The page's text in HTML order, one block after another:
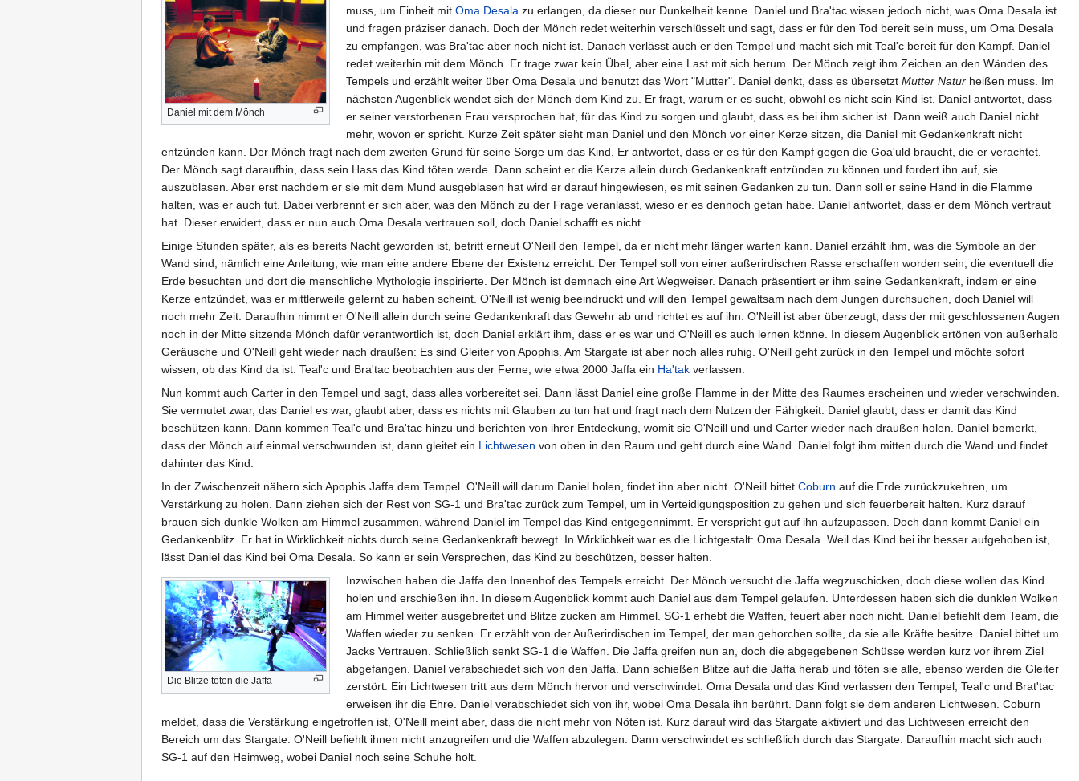
Daniel mit dem Mönch
muss, um Einheit mit Oma Desala zu erlangen, da dieser nur Dunkelheit kenne. Daniel und Bra'tac wissen jedoch nicht, was Oma Desala ist
und fragen präziser danach. Doch der Mönch redet weiterhin verschlüsselt und sagt, dass er für den Tod bereit sein muss, um Oma Desala
zu empfangen, was Bra'tac aber noch nicht ist. Danach verlässt auch er den Tempel und macht sich mit Teal'c bereit für den Kampf. Daniel
redet weiterhin mit dem Mönch. Er trage zwar kein Übel, aber eine Last mit sich herum. Der Mönch zeigt ihm Zeichen an den Wänden des
Tempels und erzählt weiter über Oma Desala und benutzt das Wort "Mutter". Daniel denkt, dass es übersetzt Mutter Naturheißen muss. Im
nächsten Augenblick wendet sich der Mönch dem Kind zu. Er fragt, warum er es sucht, obwohl es nicht sein Kind ist. Daniel antwortet, dass
er seiner verstorbenen Frau versprochen hat, für das Kind zu sorgen und glaubt, dass es bei ihm sicher ist. Dann weiß auch Daniel nicht
mehr, wovon er spricht. Kurze Zeit später sieht man Daniel und den Mönch vor einer Kerze sitzen, die Daniel mit Gedankenkraft nicht
entzünden kann. Der Mönch fragt nach dem zweiten Grund für seine Sorge um das Kind. Er antwortet, dass er es für den Kampf gegen die Goa'uld braucht, die er verachtet.
Der Mönch sagt daraufhin, dass sein Hass das Kind töten werde. Dann scheint er die Kerze allein durch Gedankenkraft entzünden zu können und fordert ihn auf, sie
auszublasen. Aber erst nachdem er sie mit dem Mund ausgeblasen hat wird er darauf hingewiesen, es mit seinen Gedanken zu tun. Dann soll er seine Hand in die Flamme
halten, was er auch tut. Dabei verbrennt er sich aber, was den Mönch zu der Frage veranlasst, wieso er es dennoch getan habe. Daniel antwortet, dass er dem Mönch vertraut
hat. Dieser erwidert, dass er nun auch Oma Desala vertrauen soll, doch Daniel schafft es nicht.
Einige Stunden später, als es bereits Nacht geworden ist, betritt erneut O'Neill den Tempel, da er nicht mehr länger warten kann. Daniel erzählt ihm, was die Symbole an der
Wand sind, nämlich eine Anleitung, wie man eine andere Ebene der Existenz erreicht. Der Tempel soll von einer außerirdischen Rasse erschaffen worden sein, die eventuell die
Erde besuchten und dort die menschliche Mythologie inspirierte. Der Mönch ist demnach eine Art Wegweiser. Danach präsentiert er ihm seine Gedankenkraft, indem er eine
Kerze entzündet, was er mittlerweile gelernt zu haben scheint. O'Neill ist wenig beeindruckt und will den Tempel gewaltsam nach dem Jungen durchsuchen, doch Daniel will
noch mehr Zeit. Daraufhin nimmt er O'Neill allein durch seine Gedankenkraft das Gewehr ab und richtet es auf ihn. O'Neill ist aber überzeugt, dass der mit geschlossenen Augen
noch in der Mitte sitzende Mönch dafür verantwortlich ist, doch Daniel erklärt ihm, dass er es war und O'Neill es auch lernen könne. In diesem Augenblick ertönen von außerhalb
Geräusche und O'Neill geht wieder nach draußen: Es sind Gleiter von Apophis. Am Stargate ist aber noch alles ruhig. O'Neill geht zurück in den Tempel und möchte sofort
wissen, ob das Kind da ist. Teal'c und Bra'tac beobachten aus der Ferne, wie etwa 2000 Jaffa ein Ha'tak verlassen.
Nun kommt auch Carter in den Tempel und sagt, dass alles vorbereitet sei. Dann lässt Daniel eine große Flamme in der Mitte des Raumes erscheinen und wieder verschwinden.
Sie vermutet zwar, das Daniel es war, glaubt aber, dass es nichts mit Glauben zu tun hat und fragt nach dem Nutzen der Fähigkeit. Daniel glaubt, dass er damit das Kind
beschützen kann. Dann kommen Teal'c und Bra'tac hinzu und berichten von ihrer Entdeckung, womit sie O'Neill und und Carter wieder nach draußen holen. Daniel bemerkt,
dass der Mönch auf einmal verschwunden ist, dann gleitet ein Lichtwesen von oben in den Raum und geht durch eine Wand. Daniel folgt ihm mitten durch die Wand und findet
dahinter das Kind.
In der Zwischenzeit nähern sich Apophis Jaffa dem Tempel. O'Neill will darum Daniel holen, findet ihn aber nicht. O'Neill bittet Coburn auf die Erde zurückzukehren, um
Verstärkung zu holen. Dann ziehen sich der Rest von SG-1 und Bra'tac zurück zum Tempel, um in Verteidigungsposition zu gehen und sich feuerbereit halten. Kurz darauf
brauen sich dunkle Wolken am Himmel zusammen, während Daniel im Tempel das Kind entgegennimmt. Er verspricht gut auf ihn aufzupassen. Doch dann kommt Daniel ein
Gedankenblitz. Er hat in Wirklichkeit nichts durch seine Gedankenkraft bewegt. In Wirklichkeit war es die Lichtgestalt: Oma Desala. Weil das Kind bei ihr besser aufgehoben ist,
lässt Daniel das Kind bei Oma Desala. So kann er sein Versprechen, das Kind zu beschützen, besser halten.
Die Blitze töten die Jaffa
Inzwischen haben die Jaffa den Innenhof des Tempels erreicht. Der Mönch versucht die Jaffa wegzuschicken, doch diese wollen das Kind
holen und erschießen ihn. In diesem Augenblick kommt auch Daniel aus dem Tempel gelaufen. Unterdessen haben sich die dunklen Wolken
am Himmel weiter ausgebreitet und Blitze zucken am Himmel. SG-1 erhebt die Waffen, feuert aber noch nicht. Daniel befiehlt dem Team, die
Waffen wieder zu senken. Er erzählt von der Außerirdischen im Tempel, der man gehorchen sollte, da sie alle Kräfte besitze. Daniel bittet um
Jacks Vertrauen. Schließlich senkt SG-1 die Waffen. Die Jaffa greifen nun an, doch die abgegebenen Schüsse werden kurz vor ihrem Ziel
abgefangen. Daniel verabschiedet sich von den Jaffa. Dann schießen Blitze auf die Jaffa herab und töten sie alle, ebenso werden die Gleiter
zerstört. Ein Lichtwesen tritt aus dem Mönch hervor und verschwindet. Oma Desala und das Kind verlassen den Tempel, Teal'c und Brat'tac
erweisen ihr die Ehre. Daniel verabschiedet sich von ihr, wobei Oma Desala ihn berührt. Dann folgt sie dem anderen Lichtwesen. Coburn
meldet, dass die Verstärkung eingetroffen ist, O'Neill meint aber, dass die nicht mehr von Nöten ist. Kurz darauf wird das Stargate aktiviert und das Lichtwesen erreicht den
Bereich um das Stargate. O'Neill befiehlt ihnen nicht anzugreifen und die Waffen abzulegen. Dann verschwindet es schließlich durch das Stargate. Daraufhin macht sich auch
SG-1 auf den Heimweg, wobei Daniel noch seine Schuhe holt.